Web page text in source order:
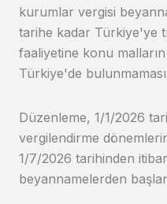
kurumlar vergisi
tarihe kadar Türkiye'ye
faaliyetine konu malların
Türkiye'de
Düzenleme, 1/1/2026
vergilendirme
1/7/2026 tarihinden
beyannamelerden